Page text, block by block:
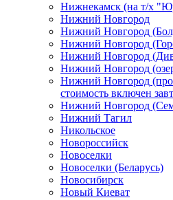
Нижнекамск (на т/х
Нижний Новгород
Нижний Новгород
Нижний Новгород
Нижний Новгород
Нижний Новгород
Нижний Новгород
стоимость включен
Нижний Новгород
Нижний Тагил
Никольское
Новороссийск
Новоселки
Новоселки (Беларусь)
Новосибирск
Новый Киеват